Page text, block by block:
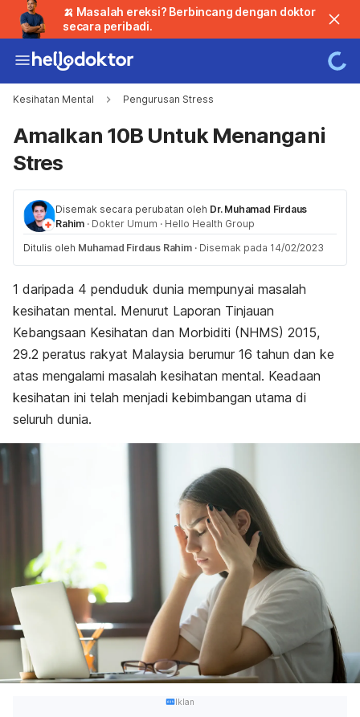
🍌 Masalah ereksi? Berbincang dengan doktor
secara peribadi.
Kesihatan Mental Pengurusan Stress
Amalkan 10B Untuk Menangani
Stres
Disemak secara perubatan oleh Dr. Muhamad Firdaus
Rahim · Dokter Umum · Hello Health Group
Ditulis oleh Muhamad Firdaus Rahim · Disemak pada 14/02/2023
1 daripada 4 penduduk dunia mempunyai masalah
kesihatan mental. Menurut Laporan Tinjauan
Kebangsaan Kesihatan dan Morbiditi (NHMS) 2015,
29.2 peratus rakyat Malaysia berumur 16 tahun dan ke
atas mengalami masalah kesihatan mental. Keadaan
kesihatan ini telah menjadi kebimbangan utama di
seluruh dunia.
Iklan